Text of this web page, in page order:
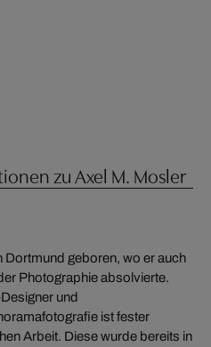
zu Axel M. Mosler
geboren, wo er auch
Photographie absolvierte.
und
ist fester
Arbeit. Diese wurde bereits in